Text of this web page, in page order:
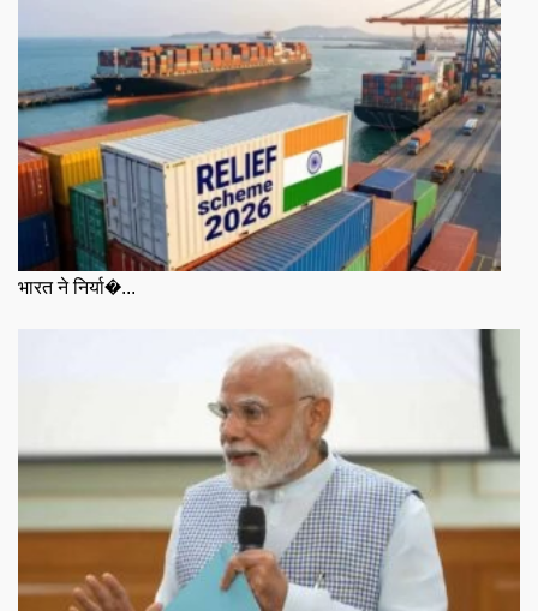
भारत ने निर्या�...